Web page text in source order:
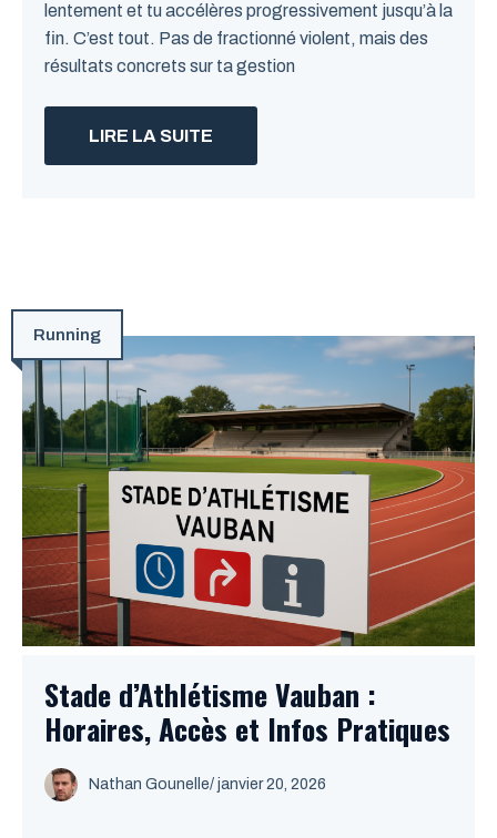
lentement et tu accélères progressivement jusqu’à la
fin. C’est tout. Pas de fractionné violent, mais des
résultats concrets sur ta gestion
LIRE LA SUITE
Running
Stade d’Athlétisme Vauban :
Horaires, Accès et Infos Pratiques
Nathan Gounelle/ janvier 20, 2026